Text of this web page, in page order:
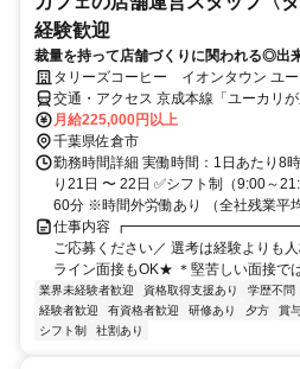
経験歓迎
裁量を持って店舗づくりに関われる◎出
タリーズコーヒー イオンタウン ユー
交通・アクセス 京成本線「ユーカリ
し（2号店以上を出店した場合配属替
月給225,000円以上
千葉県佐倉市
勤務時間詳細 実働時間：1日あたり8
り21日 〜 22日 ✅シフト制（9:00～
60分 ※時間外労働あり （全社残業平
仕事内容
ご応募ください／ 選考は経験よりも
ライン面接もOK★ ＊堅苦しい面接で
業界未経験者歓迎 資格取得支援あり 学歴不問
経験者歓迎
有資格者歓迎 研修あり 夕方 賞
シフト制
社割あり